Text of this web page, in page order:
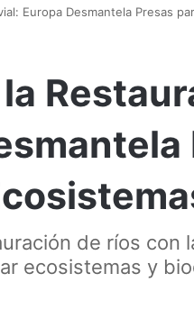
Europa Desmantela Presas
de ríos con
ecosistemas y